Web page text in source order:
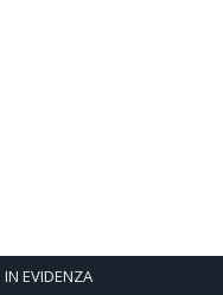
IN EVIDENZA